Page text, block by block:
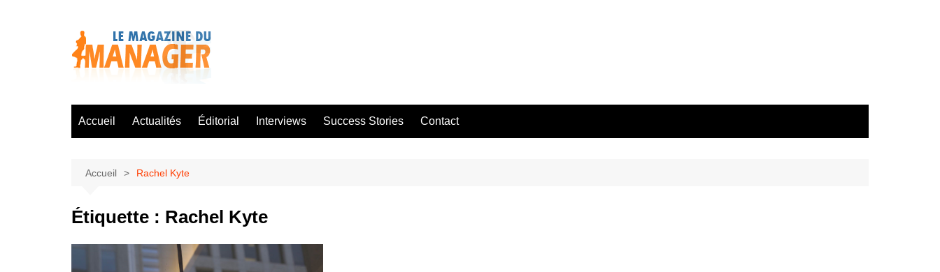
Accueil Actualités Éditorial Interviews Success Stories Contact
Accueil Rachel Kyte
Étiquette : Rachel Kyte